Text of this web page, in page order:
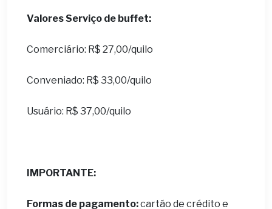
Valores Serviço de buffet:
Comerciário: R$ 27,00/quilo
Conveniado: R$ 33,00/quilo
Usuário: R$ 37,00/quilo
IMPORTANTE:
Formas de pagamento:cartão de crédito e